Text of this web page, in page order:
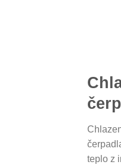
teplo z